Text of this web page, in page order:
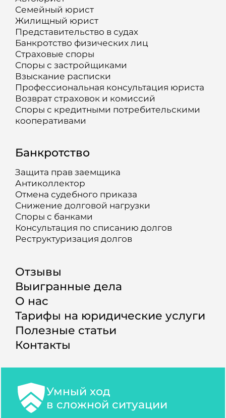
Семейный юрист
Жилищный юрист
Представительство в судах
Банкротство физических лиц
Страховые споры
Споры с застройщиками
Взыскание расписки
Профессиональная консультация юриста
Возврат страховок и комиссий
Споры с кредитными потребительскими
кооперативами
Банкротство
Защита прав заемщика
Антиколлектор
Отмена судебного приказа
Снижение долговой нагрузки
Споры с банками
Консультация по списанию долгов
Реструктуризация долгов
Отзывы
Выигранные дела
О нас
Тарифы на юридические услуги
Полезные статьи
Контакты
Умный ход
в сложной ситуации